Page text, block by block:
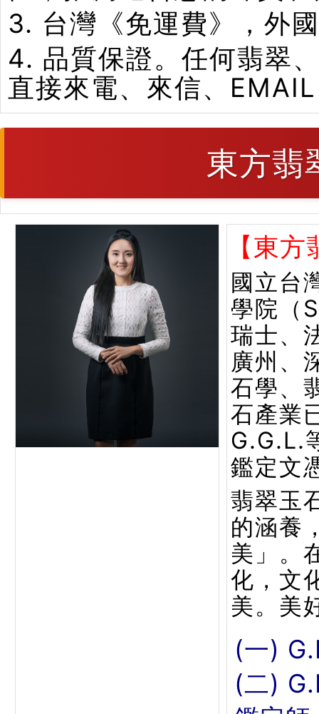
3. 台灣《免運費》，外
4. 品質保證。任何翡翠
直接來電、來信、
東方翡
【東
國立台
學院（
瑞士、
廣州、
石學、
石產業
G.G.L.
鑑定文
翡翠玉
的涵養
美」。
化，文
美。美
(一)
(二)